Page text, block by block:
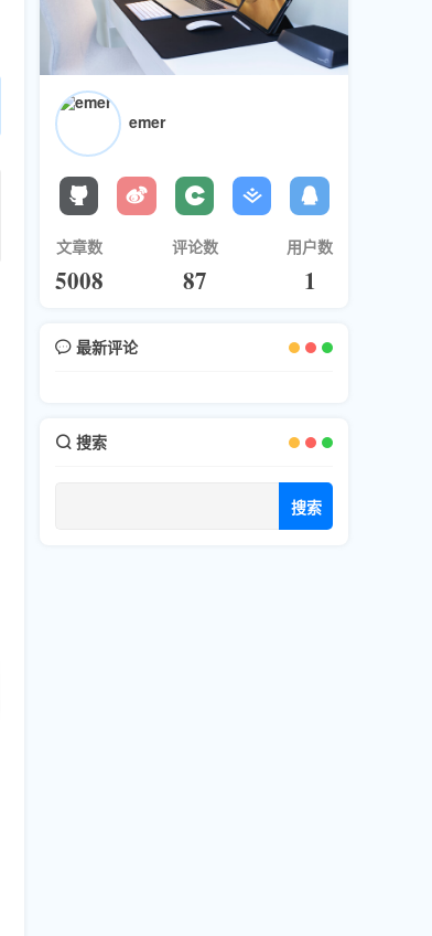
emer
文章数
5008
评论数
87
用户数
1
最新评论
搜索
搜索